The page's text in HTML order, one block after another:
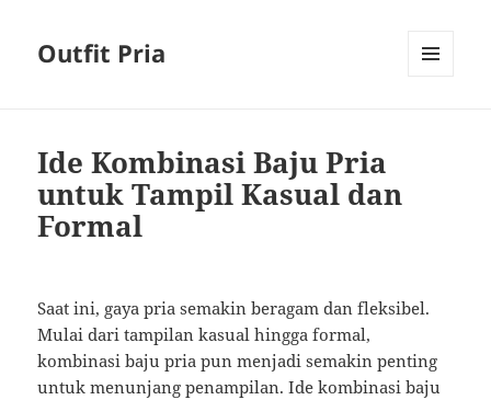
Outfit Pria
Ide Kombinasi Baju Pria
untuk Tampil Kasual dan
Formal
Saat ini, gaya pria semakin beragam dan fleksibel.
Mulai dari tampilan kasual hingga formal,
kombinasi baju pria pun menjadi semakin penting
untuk menunjang penampilan. Ide kombinasi baju